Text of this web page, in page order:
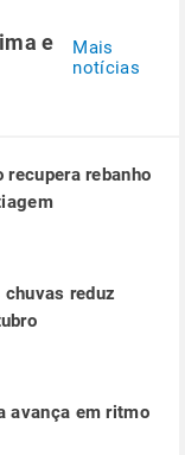
e
Mais
notícias
recupera rebanho
reduz
avança em ritmo